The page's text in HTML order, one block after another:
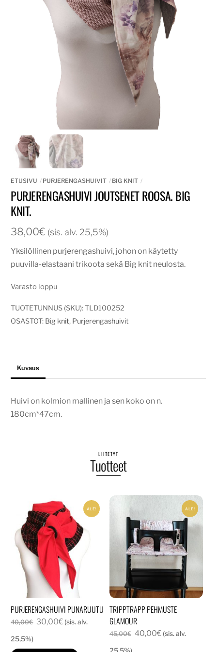
ETUSIVU PURJERENGASHUIVIT BIG KNIT
PURJERENGASHUIVI JOUTSENET ROOSA. BIG
KNIT.
38,00€ (sis. alv. 25,5%)
Yksilöllinen purjerengashuivi, johon on käytetty
puuvilla-elastaani trikoota sekä Big knit neulosta.
Varasto loppu
TUOTETUNNUS (SKU):TLD100252
OSASTOT: Big knit, Purjerengashuivit
Kuvaus
Huivi on kolmion mallinen ja sen koko on n.
180cm*47cm.
LIITETYT
Tuotteet
ALE!
PURJERENGASHUIVI PUNARUUTU
40,00€ Alkuperäinen
oli:
30,00€Nykyinen
on:
(sis. alv.
25,5%)
ALE!
TRIPPTRAPP PEHMUSTE
GLAMOUR
45,00€ Alkuperäinen
40,00€Nykyinen
(sis. alv.
25,5%)